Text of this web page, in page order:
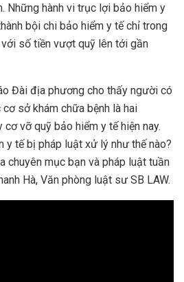
Những hành vi trục lợi bảo hiểm y
bội chi bảo hiểm y tế chỉ trong
số tiền vượt quỹ lên tới gần
Đài địa phương cho thấy người có
sở khám chữa bệnh là hai
cơ vỡ quỹ bảo hiểm y tế hiện nay.
y tế bị pháp luật xử lý như thế nào?
chuyên mục bạn và pháp luật tuần
Hà, Văn phòng luật sư SB LAW.